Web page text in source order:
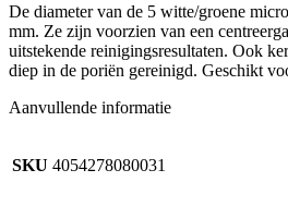
De diameter van de 5 witte/groene
mm. Ze zijn voorzien van een
uitstekende reinigingsresultaten. Ook
diep in de poriën gereinigd. Geschikt
Aanvullende informatie
SKU 4054278080031